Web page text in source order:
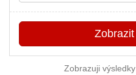
Zobrazit
Zobrazuji výsledky